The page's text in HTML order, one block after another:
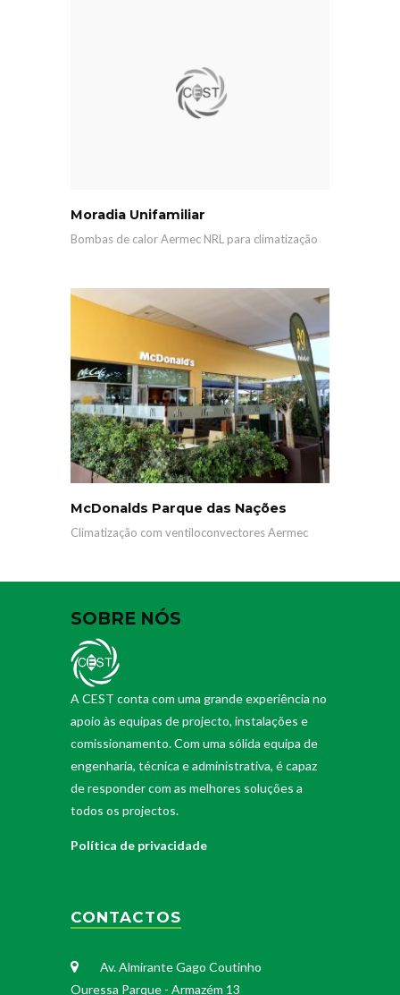
Moradia Unifamiliar
Bombas de calor Aermec NRL para climatização
McDonalds Parque das Nações
Climatização com ventiloconvectores Aermec
SOBRE NÓS
A CEST conta com uma grande experiência no
apoio às equipas de projecto, instalações e
comissionamento. Com uma sólida equipa de
engenharia, técnica e administrativa, é capaz
de responder com as melhores soluções a
todos os projectos.
Política de privacidade
CONTACTOS
Av. Almirante Gago Coutinho
Ouressa Parque - Armazém 13